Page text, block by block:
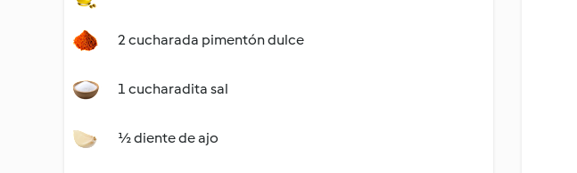
2 cucharada pimentón dulce
1 cucharadita sal
½ diente de ajo